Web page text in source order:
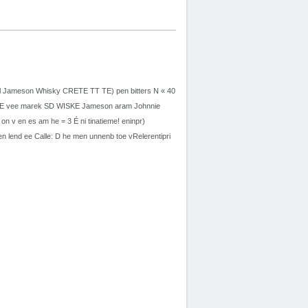
Jameson Whisky CRETE TT TE) pen bitters N « 40
vee marek SD WISKE Jameson aram Johnnie
v en es am he = 3 É ni tinatieme! eninpr)
lend ee Calle: D he men unnenb toe vRelerentipri